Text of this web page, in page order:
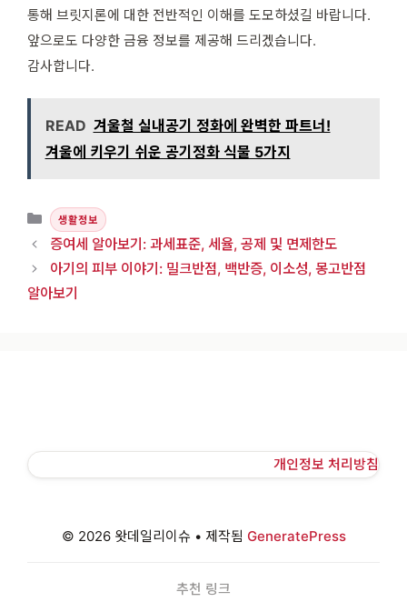
통해 브릿지론에 대한 전반적인 이해를 도모하셨길 바랍니다.
앞으로도 다양한 금융 정보를 제공해 드리겠습니다.
감사합니다.
READ 겨울철 실내공기 정화에 완벽한 파트너!
겨울에 키우기 쉬운 공기정화 식물 5가지
카테고리
생활정보
증여세 알아보기: 과세표준, 세율, 공제 및 면제한도
아기의 피부 이야기: 밀크반점, 백반증, 이소성, 몽고반점
알아보기
개인정보 처리방침
© 2026 왓데일리이슈 • 제작됨 GeneratePress
추천 링크